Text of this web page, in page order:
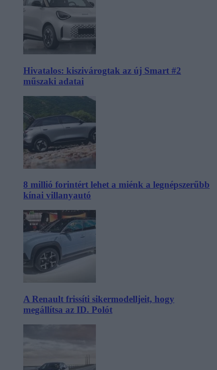
Hivatalos: kiszivárogtak az új Smart #2
műszaki adatai
8 millió forintért lehet a miénk a legnépszerűbb
kínai villanyautó
A Renault frissíti sikermodelljeit, hogy
megállítsa az ID. Polót